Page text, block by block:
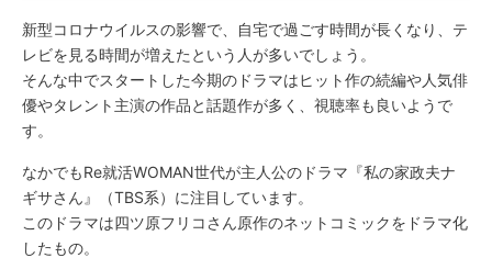
新型コロナウイルスの影響で、自宅で過ごす時間が長くなり、テ
レビを見る時間が増えたという人が多いでしょう。
そんな中でスタートした今期のドラマはヒット作の続編や人気俳
優やタレント主演の作品と話題作が多く、視聴率も良いようで
す。
なかでもRe就活WOMAN世代が主人公のドラマ『私の家政夫ナ
ギサさん』（TBS系）に注目しています。
このドラマは四ツ原フリコさん原作のネットコミックをドラマ化
したもの。